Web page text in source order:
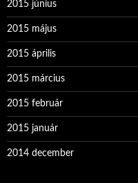
2015 június
2015 május
2015 április
2015 március
2015 február
2015 január
2014 december